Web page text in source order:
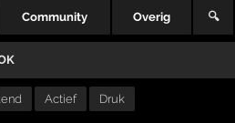
Community Overig 🔍
Actief Druk